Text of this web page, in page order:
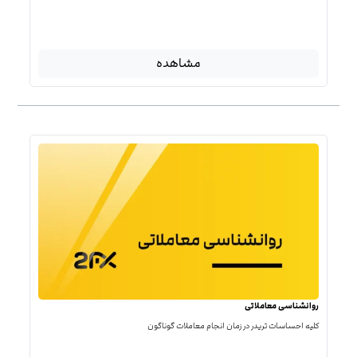
مشاهده
روانشناسی معاملاتی
کلیه احساسات تریدر در زمان انجام معاملات گوناگون